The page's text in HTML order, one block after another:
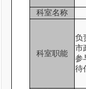
科室名称
科室职能
负
市
参
待